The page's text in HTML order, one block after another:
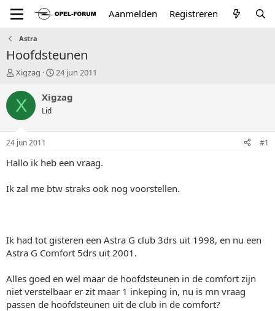
Aanmelden Registreren
Astra
Hoofdsteunen
T
p
t
a
r
r
Xigzag
S
a
r
u
24 jun 2011
X Xigzag
Lid
24 jun 2011 #1
Hallo ik heb een vraag.
Ik zal me btw straks ook nog voorstellen.
Ik had tot gisteren een Astra G club 3drs uit 1998, en nu een
Astra G Comfort 5drs uit 2001.
Alles goed en wel maar de hoofdsteunen in de comfort zijn
niet verstelbaar er zit maar 1 inkeping in, nu is mn vraag
passen de hoofdsteunen uit de club in de comfort?